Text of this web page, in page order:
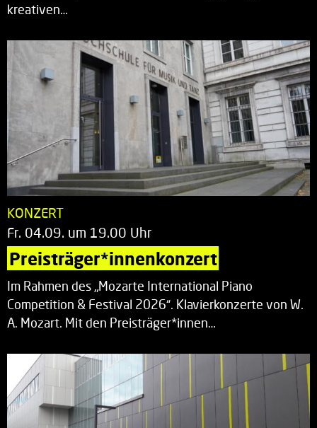
kreativen…
KONZERT
Fr. 04.09. um 19.00 Uhr
Preisträger*innenkonzert
Im Rahmen des „Mozarte International Piano
Competition & Festival 2026“. Klavierkonzerte von W.
A. Mozart. Mit den Preisträger*innen…